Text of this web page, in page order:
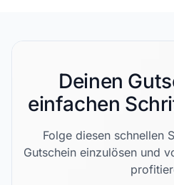
Deinen
einfachen
Folge diesen schnellen
Gutschein einzulösen und